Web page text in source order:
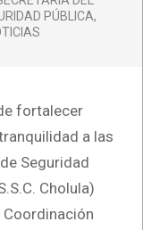
PÚBLICA,
fortalecer
a las
Seguridad
Cholula)